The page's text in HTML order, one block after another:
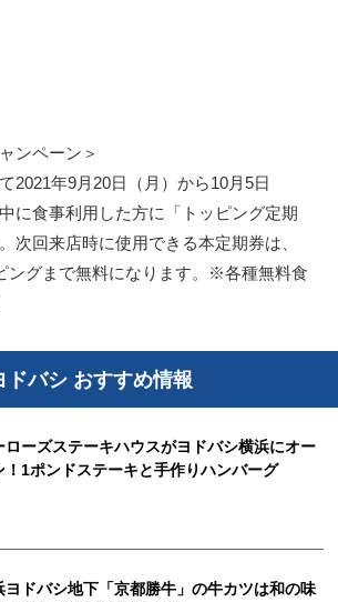
ンペーン＞
2021年9月20日（月）から10月5日
に食事利用した方に「トッピング定期
次回来店時に使用できる本定期券は、
ングまで無料になります。​※各種無料食
ドバシ おすすめ情報
ローズステーキハウスがヨドバシ横浜にオー
！1ポンドステーキと手作りハンバーグ
ヨドバシ地下「京都勝牛」の牛カツは和の味